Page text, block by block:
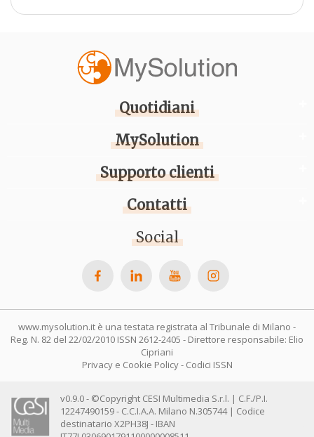
Quotidiani
MySolution
Supporto clienti
Contatti
Social
www.mysolution.it è una testata registrata al Tribunale di Milano -
Reg. N. 82 del 22/02/2010 ISSN 2612-2405 - Direttore responsabile: Elio
Cipriani
Privacy e Cookie Policy- Codici ISSN
v0.9.0 - ©Copyright CESI Multimedia S.r.l. | C.F./P.I.
12247490159 - C.C.I.A.A. Milano N.305744 | Codice
destinatario X2PH38J - IBAN